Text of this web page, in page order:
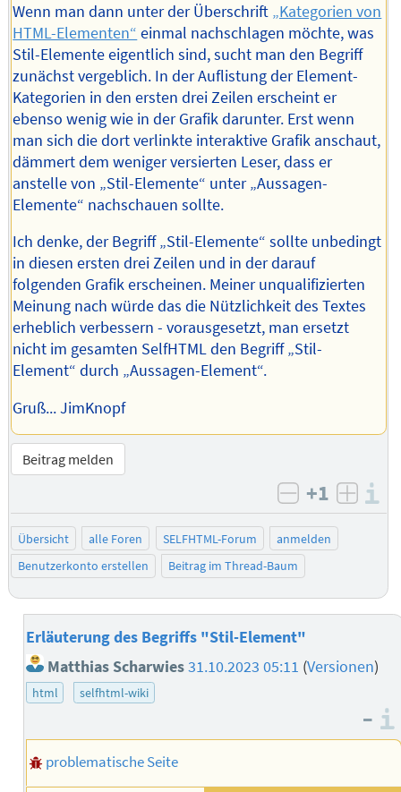
Wenn man dann unter der Überschrift „Kategorien von
HTML-Elementen“ einmal nachschlagen möchte, was
Stil-Elemente eigentlich sind, sucht man den Begriff
zunächst vergeblich. In der Auflistung der Element-
Kategorien in den ersten drei Zeilen erscheint er
ebenso wenig wie in der Grafik darunter. Erst wenn
man sich die dort verlinkte interaktive Grafik anschaut,
dämmert dem weniger versierten Leser, dass er
anstelle von „Stil-Elemente“ unter „Aussagen-
Elemente“ nachschauen sollte.
Ich denke, der Begriff „Stil-Elemente“ sollte unbedingt
in diesen ersten drei Zeilen und in der darauf
folgenden Grafik erscheinen. Meiner unqualifizierten
Meinung nach würde das die Nützlichkeit des Textes
erheblich verbessern - vorausgesetzt, man ersetzt
nicht im gesamten SelfHTML den Begriff „Stil-
Element“ durch „Aussagen-Element“.
Gruß... JimKnopf
Beitrag melden
negativ
+1
Übersicht alle Foren SELFHTML-Forum
anmelden
Benutzerkonto erstellen
Beitrag im Thread-Baum
Erläuterung des Begriffs "Stil-Element"
Matthias Scharwies31.10.2023 05:11 (Versionen)
html selfhtml-wiki
–
problematische Seite